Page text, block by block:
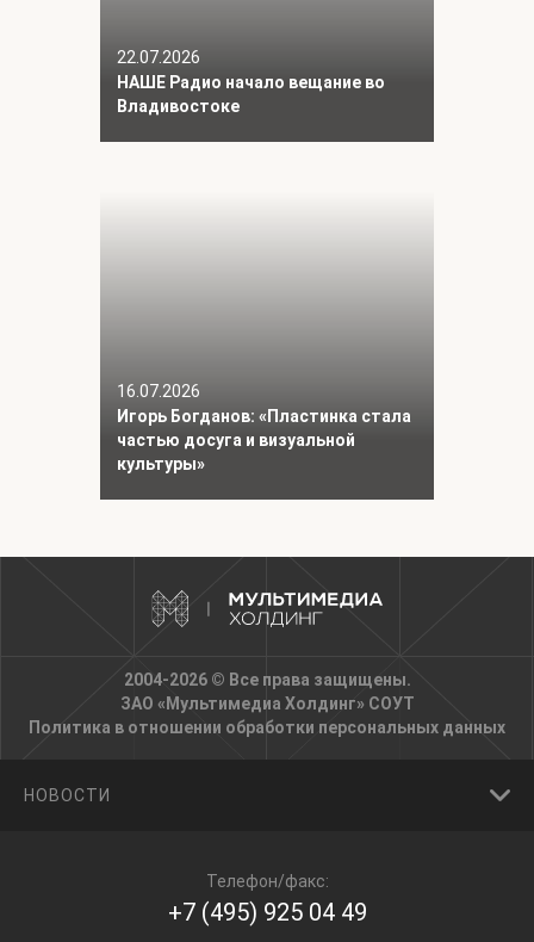
22.07.2026
НАШЕ Радио начало вещание во
Владивостоке
16.07.2026
Игорь Богданов: «Пластинка стала
частью досуга и визуальной
культуры»
2004-2026 © Все права защищены.
ЗАО «Мультимедиа Холдинг» СОУТ
Политика в отношении обработки персональных данных
НОВОСТИ
Телефон/факс:
+7 (495) 925 04 49